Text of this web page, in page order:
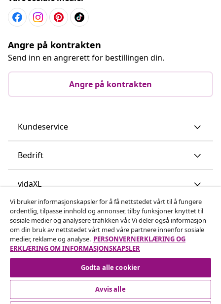
Angre på kontrakten
Send inn en angrerett for bestillingen din.
Angre på kontrakten
Kundeservice
Bedrift
vidaXL
Oppdag mer
© 2008-2026 vidaXL www.vidaxl.no er et nettsted av vidaXL
Marketplace International B.V.
Vi bruker informasjonskapsler for å få nettstedet vårt til å fungere
ordentlig, tilpasse innhold og annonser, tilby funksjoner knyttet til
sosiale medier og analysere trafikken vår. Vi deler også informasjon
om din bruk av nettstedet vårt med våre partnere innenfor sosiale
medier, reklame og analyse. PERSONVERNERKLÆRING OG
ERKLÆRING OM INFORMASJONSKAPSLER
Godta alle cookier
Avvis alle